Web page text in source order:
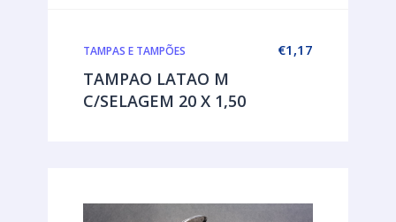
€1,17
TAMPAS E TAMPÕES
TAMPAO LATAO M
C/SELAGEM 20 X 1,50